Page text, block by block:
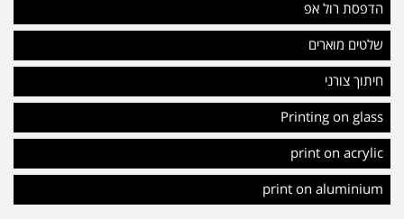
הדפסת רול אפ
שלטים מוארים
חיתוך צורני
Printing on glass
print on acrylic
print on aluminium